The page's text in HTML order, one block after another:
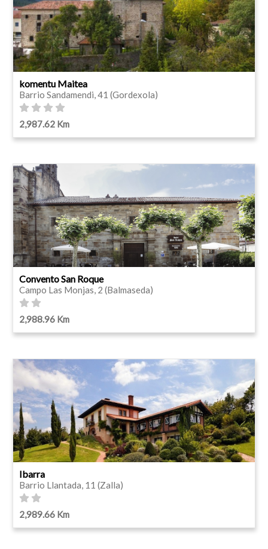
komentu Maitea
Barrio Sandamendi, 41 (Gordexola)
2,987.62 Km
Convento San Roque
Campo Las Monjas, 2 (Balmaseda)
2,988.96 Km
Ibarra
Barrio Llantada, 11 (Zalla)
2,989.66 Km